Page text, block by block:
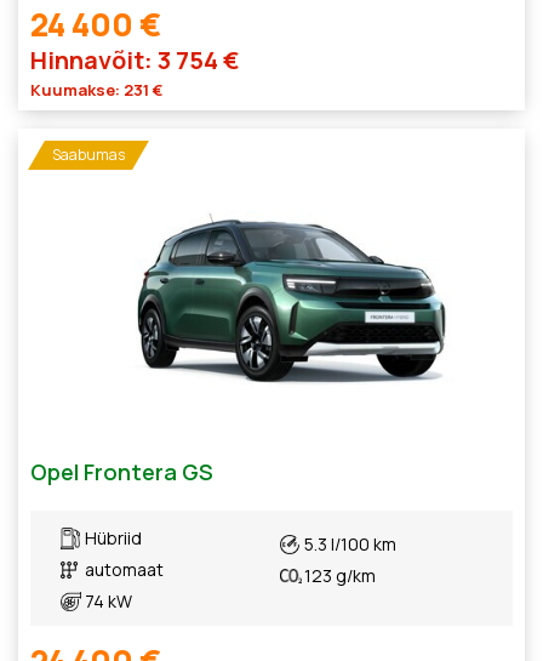
24 400 €
Hinnavõit: 3 754 €
Kuumakse: 231 €
Saabumas
Opel Frontera GS
Hübriid
automaat
74 kW
5.3 l/100 km
123 g/km